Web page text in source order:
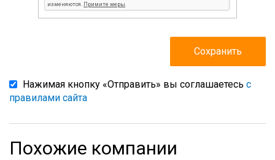
Нажимая кнопку «Отправить» вы соглашаетесь с
правилами сайта
Похожие компании